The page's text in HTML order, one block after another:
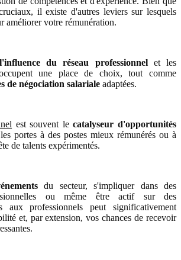
il existe d'autres leviers sur lesquels
améliorer votre rémunération.
l'influence du réseau professionnelet les
une place de choix, tout comme
de négociation salariale adaptées.
est souvent lecatalyseur d'opportunités
portes à des postes mieux rémunérés ou à
de talents expérimentés.
du secteur, s'impliquer dans des
ou même être actif sur des
aux professionnels peut significativement
et, par extension, vos chances de recevoir